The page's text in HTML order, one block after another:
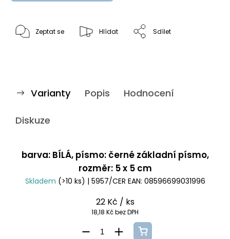
Zeptat se Hlídat Sdílet
Varianty Popis Hodnocení
Diskuze
barva: BÍLÁ, písmo: černé základní písmo,
rozměr: 5 x 5 cm
Skladem (>10 ks) | 5957/CER EAN: 08596699031996
22 Kč / ks
18,18 Kč bez DPH